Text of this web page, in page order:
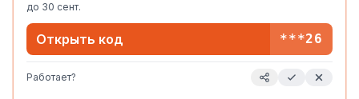
до 30 сент.
Открыть код ***26
Работает?